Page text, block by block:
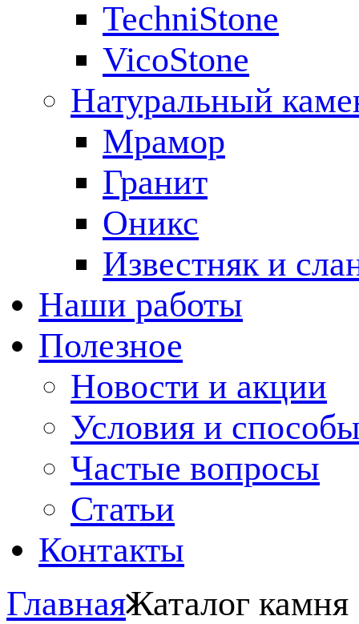
TechniStone
VicoStone
Натуральный
Мрамор
Гранит
Оникс
Известняк и
Наши работы
Полезное
Новости и акции
Условия и
Частые вопросы
Статьи
Контакты
ГлавнаяКаталог камня